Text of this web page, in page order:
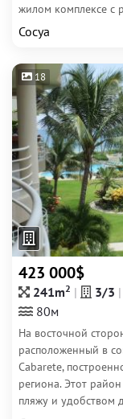
жилом комплексе с
Сосуа
18
423 000$
241m2 3/3
80м
На восточной
расположенный в
Cabarete,
региона. Этот
пляжу и удобством